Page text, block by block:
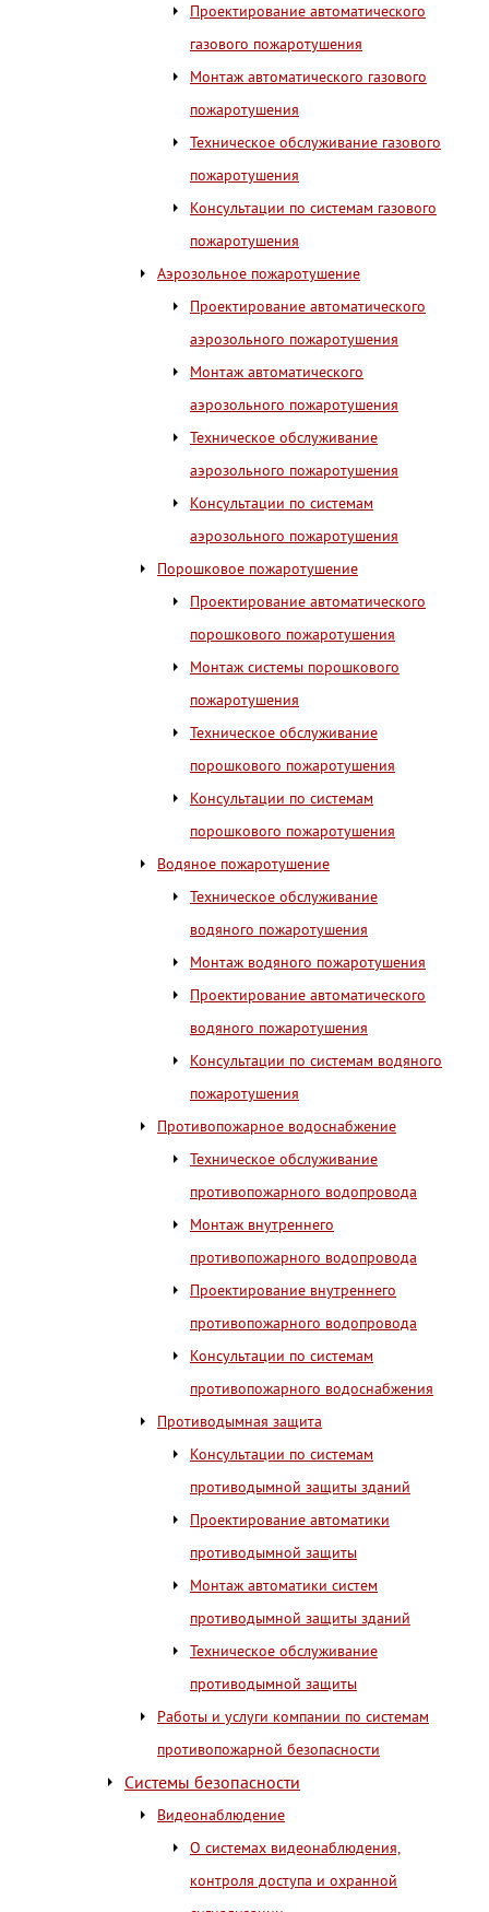
Проектирование автоматического
газового пожаротушения
Монтаж автоматического газового
пожаротушения
Техническое обслуживание газового
пожаротушения
Консультации по системам газового
пожаротушения
Аэрозольное пожаротушение
Проектирование автоматического
аэрозольного пожаротушения
Монтаж автоматического
аэрозольного пожаротушения
Техническое обслуживание
аэрозольного пожаротушения
Консультации по системам
аэрозольного пожаротушения
Порошковое пожаротушение
Проектирование автоматического
порошкового пожаротушения
Монтаж системы порошкового
пожаротушения
Техническое обслуживание
порошкового пожаротушения
Консультации по системам
порошкового пожаротушения
Водяное пожаротушение
Техническое обслуживание
водяного пожаротушения
Монтаж водяного пожаротушения
Проектирование автоматического
водяного пожаротушения
Консультации по системам водяного
пожаротушения
Противопожарное водоснабжение
Техническое обслуживание
противопожарного водопровода
Монтаж внутреннего
противопожарного водопровода
Проектирование внутреннего
противопожарного водопровода
Консультации по системам
противопожарного водоснабжения
Противодымная защита
Консультации по системам
противодымной защиты зданий
Проектирование автоматики
противодымной защиты
Монтаж автоматики систем
противодымной защиты зданий
Техническое обслуживание
противодымной защиты
Работы и услуги компании по системам
противопожарной безопасности
Системы безопасности
Видеонаблюдение
О системах видеонаблюдения,
контроля доступа и охранной